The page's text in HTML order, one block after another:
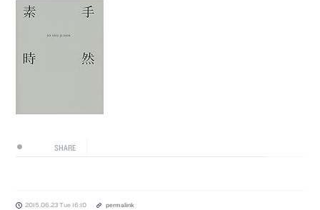
SHARE
2015.06.23 Tue 16:10 permalink